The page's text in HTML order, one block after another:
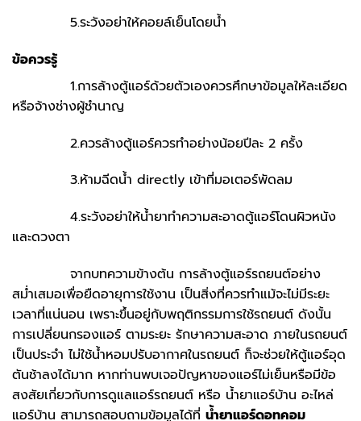
5.ระวังอย่าให้คอยล์เย็นโดยน้ำ
ข้อควรรู้
1.การล้างตู้แอร์ด้วยตัวเองควรศึกษาข้อมูลให้ละเอียด
หรือจ้างช่างผู้ชำนาญ
2.ควรล้างตู้แอร์ควรทำอย่างน้อยปีละ 2 ครั้ง
3.ห้ามฉีดน้ำ directly เข้าที่มอเตอร์พัดลม
4.ระวังอย่าให้น้ำยาทำความสะอาดตู้แอร์โดนผิวหนัง
และดวงตา
จากบทความข้างต้น การล้างตู้แอร์รถยนต์อย่าง
สม่ำเสมอเพื่อยืดอายุการใช้งาน เป็นสิ่งที่ควรทำแม้จะไม่มีระยะ
เวลาที่แน่นอน เพราะขึ้นอยู่กับพฤติกรรมการใช้รถยนต์ ดังนั้น
การเปลี่ยนกรองแอร์ ตามระยะ รักษาความสะอาด ภายในรถยนต์
เป็นประจำ ไม่ใช้น้ำหอมปรับอากาศในรถยนต์ ก็จะช่วยให้ตู้แอร์อุด
ตันช้าลงได้มาก หากท่านพบเจอปัญหาของแอร์ไม่เย็นหรือมีข้อ
สงสัยเกี่ยวกับการดูแลแอร์รถยนต์ หรือ น้ำยาแอร์บ้าน อะไหล่
แอร์บ้าน สามารถสอบถามข้อมูลได้ที่ น้ำยาแอร์ดอทคอม